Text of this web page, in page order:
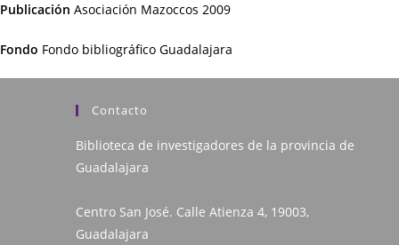
Publicación Asociación Mazoccos 2009
Fondo Fondo bibliográfico Guadalajara
Contacto
Biblioteca de investigadores de la provincia de
Guadalajara
Centro San José. Calle Atienza 4, 19003,
Guadalajara